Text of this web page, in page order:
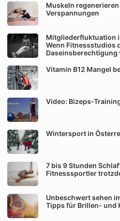
Muskeln
Verspannungen
Mitgliederfluktuation
Wenn Fitnessstudios
Daseinsberechtigung
Vitamin B12 Mangel
Video: Bizeps-
Wintersport in
7 bis 9 Stunden
Fitnesssportler
Unbeschwert sehen
Tipps für Brillen- und